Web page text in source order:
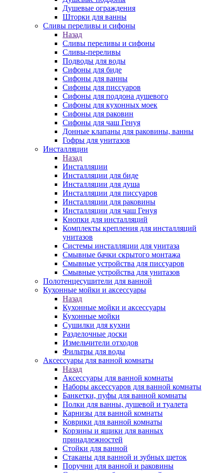
Душевые ограждения
Шторки для ванны
Сливы переливы и сифоны
Назад
Сливы переливы и сифоны
Сливы-переливы
Подводы для воды
Сифоны для биде
Сифоны для ванны
Сифоны для писсуаров
Сифоны для поддона душевого
Сифоны для кухонных моек
Сифоны для раковин
Сифоны для чаш Генуя
Донные клапаны для раковины, ванны
Гофры для унитазов
Инсталляции
Назад
Инсталляции
Инсталляции для биде
Инсталляции для душа
Инсталляции для писсуаров
Инсталляции для раковины
Инсталляции для чаш Генуя
Кнопки для инсталляций
Комплекты крепления для инсталляций
унитазов
Системы инсталляции для унитаза
Смывные бачки скрытого монтажа
Смывные устройства для писсуаров
Смывные устройства для унитазов
Полотенцесушители для ванной
Кухонные мойки и аксессуары
Назад
Кухонные мойки и аксессуары
Кухонные мойки
Сушилки для кухни
Разделочные доски
Измельчители отходов
Фильтры для воды
Аксессуары для ванной комнаты
Назад
Аксессуары для ванной комнаты
Наборы аксессуаров для ванной комнаты
Банкетки, пуфы для ванной комнаты
Полки для ванны, душевой и туалета
Карнизы для ванной комнаты
Коврики для ванной комнаты
Корзины и ящики для ванных
принадлежностей
Стойки для ванной
Стаканы для ванной и зубных щеток
Поручни для ванной и раковины